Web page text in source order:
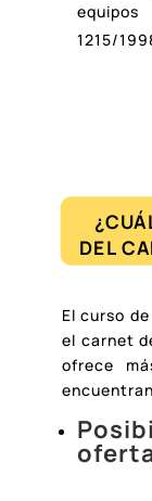
1215/
DEL
El curso
el carnet
ofrece